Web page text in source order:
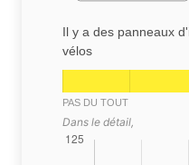
Il y a des panneaux
vélos
PAS DU TOUT
Dans le détail,